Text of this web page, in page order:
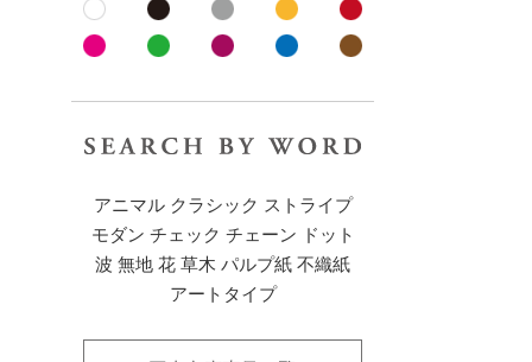
ホワイト ブラック グレー イエロー
ピンク ピンク パープル ブルー
アニマル クラシック ストライプ
モダン チェック チェーン
ドット
波 無地 花 草木 パルプ紙 不織紙
アートタイプ